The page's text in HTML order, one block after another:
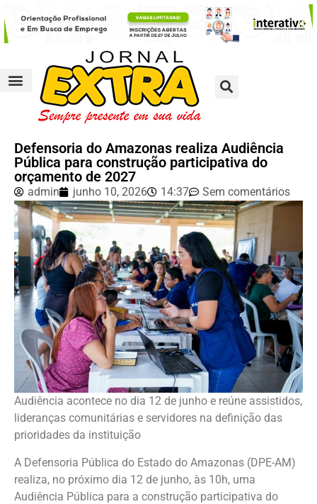
Defensoria do Amazonas realiza Audiência
Pública para construção participativa do
orçamento de 2027
admin junho 10, 2026 14:37 Sem comentários
Audiência acontece no dia 12 de junho e reúne assistidos,
lideranças comunitárias e servidores na definição das
prioridades da instituição
A Defensoria Pública do Estado do Amazonas (DPE-AM)
realiza, no próximo dia 12 de junho, às 10h, uma
Audiência Pública para a construção participativa do